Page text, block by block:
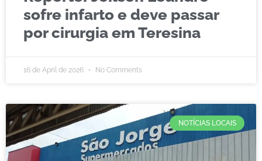
sofre infarto e deve passar
por cirurgia em Teresina
16 de April de 2026 No Comments
NOTÍCIAS LOCAIS